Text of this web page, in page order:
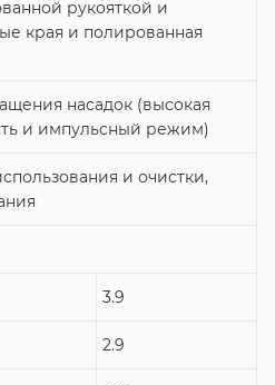
рукояткой и
края и полированная
насадок (высокая
и импульсный режим)
и очистки,
3.9
2.9